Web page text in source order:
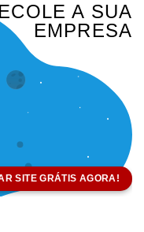
A SUA
EMPRESA
SITE GRÁTIS AGORA!